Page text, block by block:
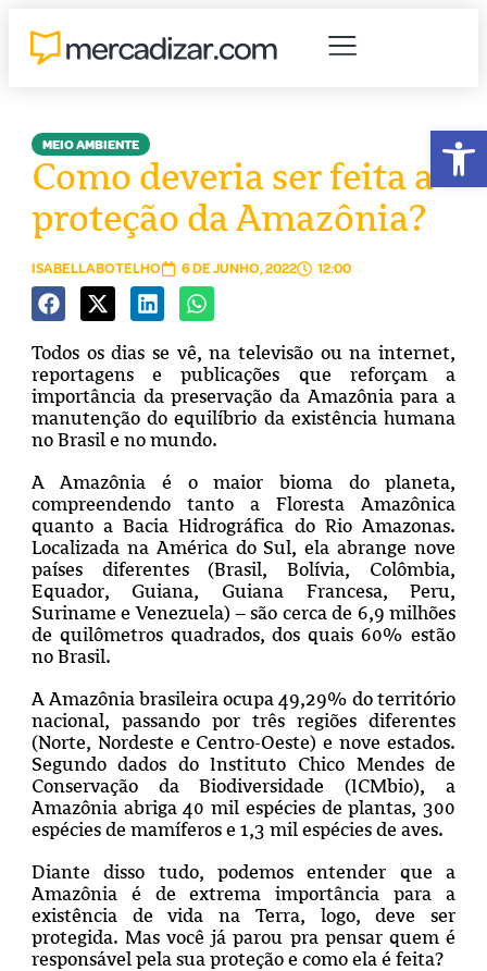
MEIO AMBIENTE
Como deveria ser feita a
proteção da Amazônia?
ISABELLABOTELHO 6 DE JUNHO, 2022 12:00
Todos os dias se vê, na televisão ou na internet,
reportagens e publicações que reforçam a
importância da preservação da Amazônia para a
manutenção do equilíbrio da existência humana
no Brasil e no mundo.
A Amazônia é o maior bioma do planeta,
compreendendo tanto a Floresta Amazônica
quanto a Bacia Hidrográfica do Rio Amazonas.
Localizada na América do Sul, ela abrange nove
países diferentes (Brasil, Bolívia, Colômbia,
Equador, Guiana, Guiana Francesa, Peru,
Suriname e Venezuela) – são cerca de 6,9 milhões
de quilômetros quadrados, dos quais 60% estão
no Brasil.
A Amazônia brasileira ocupa 49,29% do território
nacional, passando por três regiões diferentes
(Norte, Nordeste e Centro-Oeste) e nove estados.
Segundo dados do Instituto Chico Mendes de
Conservação da Biodiversidade (ICMbio), a
Amazônia abriga 40 mil espécies de plantas, 300
espécies de mamíferos e 1,3 mil espécies de aves.
Diante disso tudo, podemos entender que a
Amazônia é de extrema importância para a
existência de vida na Terra, logo, deve ser
protegida. Mas você já parou pra pensar quem é
responsável pela sua proteção e como ela é feita?